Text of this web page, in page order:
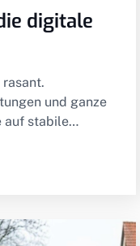
digitale
und ganze
auf stabile…